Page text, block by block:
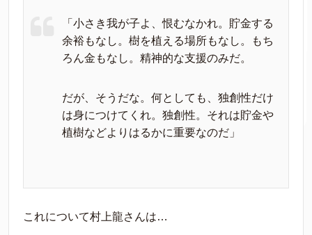
「小さき我が子よ、恨むなかれ。貯金する
余裕もなし。樹を植える場所もなし。もち
ろん金もなし。精神的な支援のみだ。
だが、そうだな。何としても、独創性だけ
は身につけてくれ。独創性。それは貯金や
植樹などよりはるかに重要なのだ」
これについて村上龍さんは…